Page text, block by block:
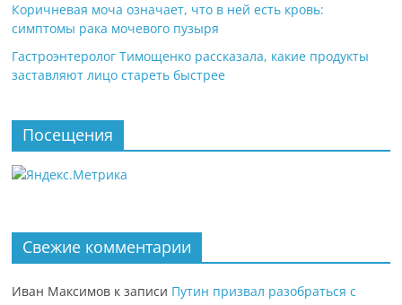
Коричневая моча означает, что в ней есть кровь:
симптомы рака мочевого пузыря
Гастроэнтеролог Тимощенко рассказала, какие продукты
заставляют лицо стареть быстрее
Посещения
Свежие комментарии
Иван Максимов к записи Путин призвал разобраться с